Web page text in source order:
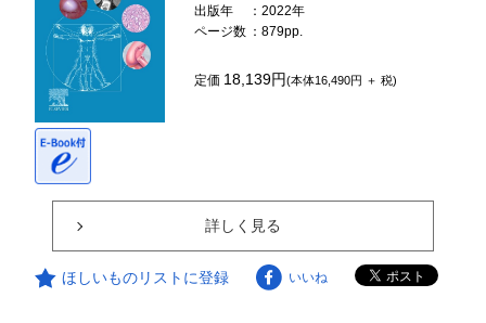
出版年
：2022年
ページ数 ：879pp.
定価 18,139円(本体16,490円 ＋ 税)
詳しく見る
ほしいものリストに登録 いいね